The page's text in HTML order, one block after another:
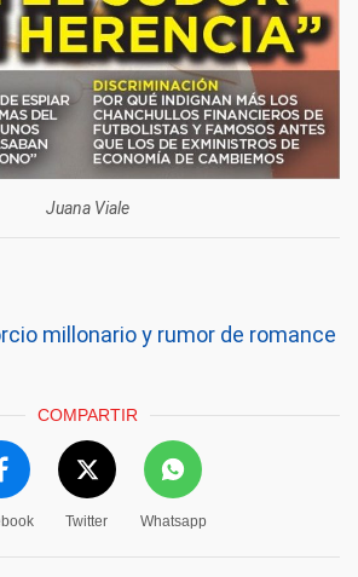
Juana Viale
millonario y rumor de romance
COMPARTIR
Twitter Whatsapp